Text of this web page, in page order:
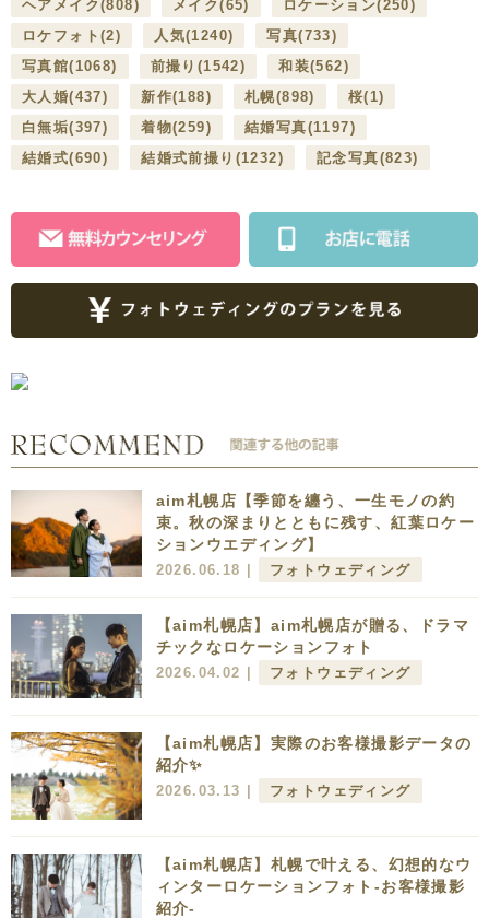
ヘアメイク (808) メイク(65) ロケーション(250)
ロケフォト (2) 人気(1240) 写真(733)
写真館(1068) 前撮り (1542) 和装(562)
大人婚(437) 新作(188) 札幌(898) 桜(1)
白無垢(397) 着物(259) 結婚写真(1197)
結婚式(690) 結婚式前撮り (1232) 記念写真(823)
aim札幌店【季節を纏う、一生モノの約
束。秋の深まりとともに残す、紅葉ロケー
ションウエディング】
2026.06.18 | フォトウェディング
【aim札幌店】aim札幌店が贈る、ドラマ
チックなロケーションフォト
2026.04.02 | フォトウェディング
【aim札幌店】実際のお客様撮影データの
紹介✨
2026.03.13 | フォトウェディング
【aim札幌店】札幌で叶える、幻想的なウ
ィンターロケーションフォト-お客様撮影
紹介-